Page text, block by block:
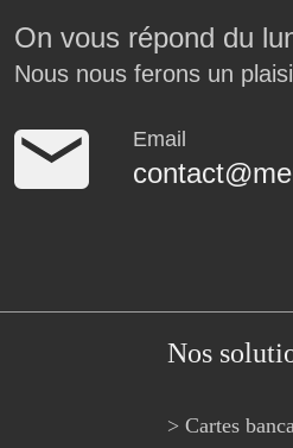
On vous répond du
Nous nous ferons un
Email
Nos
> Cartes